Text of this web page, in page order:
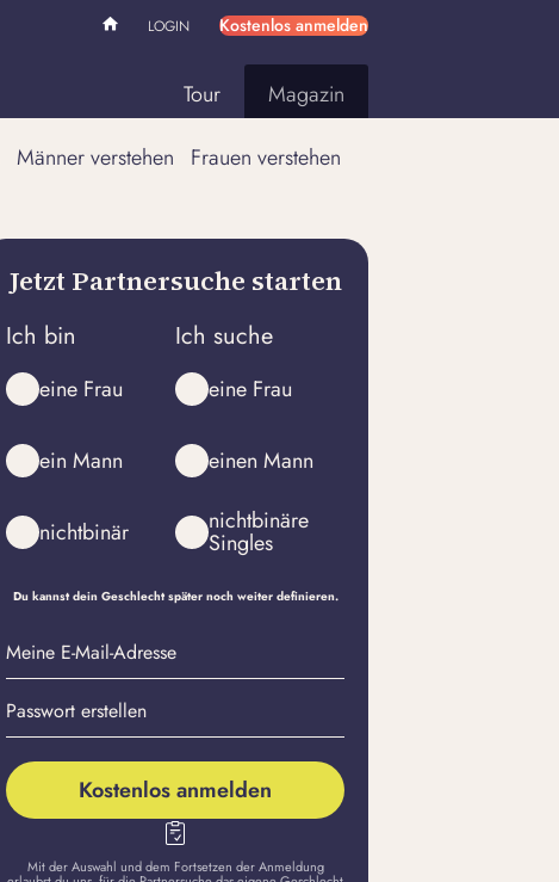
LOGIN Kostenlos anmelden
Tour Magazin
Männer verstehen Frauen verstehen
Jetzt Partnersuche starten
Ich bin
eine Frau
ein Mann
nichtbinär
Ich suche
eine Frau
einen Mann
nichtbinäre
Singles
Du kannst dein Geschlecht später noch weiter definieren.
Meine
E-
Mail-
Adresse
Passwort
erstellen
Kostenlos anmelden
Mit der Auswahl und dem Fortsetzen der Anmeldung